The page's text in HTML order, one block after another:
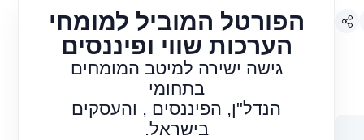
הפורטל המוביל למומחי
הערכות שווי ופיננסים
גישה ישירה למיטב המומחים
בתחומי
הנדל"ן, הפיננסים , והעסקים
בישראל.